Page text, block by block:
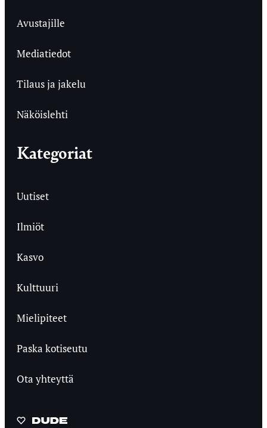
Avustajille
Mediatiedot
Tilaus ja jakelu
Näköislehti
Kategoriat
Uutiset
Ilmiöt
Kasvo
Kulttuuri
Mielipiteet
Paska kotiseutu
Ota yhteyttä